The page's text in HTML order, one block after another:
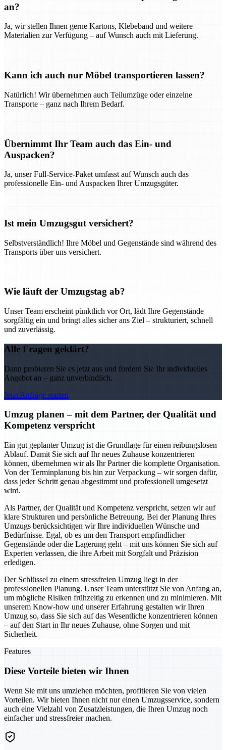
an?
Ja, wir stellen Ihnen gerne Kartons, Klebeband und weitere
Materialien zur Verfügung – auf Wunsch auch mit Lieferung.
Kann ich auch nur Möbel transportieren lassen?
Natürlich! Wir übernehmen auch Teilumzüge oder einzelne
Transporte – ganz nach Ihrem Bedarf.
Übernimmt Ihr Team auch das Ein- und
Auspacken?
Ja, unser Full-Service-Paket umfasst auf Wunsch auch das
professionelle Ein- und Auspacken Ihrer Umzugsgüter.
Ist mein Umzugsgut versichert?
Selbstverständlich! Ihre Möbel und Gegenstände sind während des
Transports über uns versichert.
Wie läuft der Umzugstag ab?
Unser Team erscheint pünktlich vor Ort, lädt Ihre Gegenstände
sorgfältig ein und bringt alles sicher ans Ziel – strukturiert, schnell
und zuverlässig.
Alle Fragen geklärt?
Dann probieren Sie es jetzt aus und fordern Sie Ihr individuelles
Angebot an – ganz unverbindlich.
Jetzt Anfrage starten
Umzug planen – mit dem Partner, der Qualität und
Kompetenz verspricht
Ein gut geplanter Umzug ist die Grundlage für einen reibungslosen
Ablauf. Damit Sie sich auf Ihr neues Zuhause konzentrieren
können, übernehmen wir als Ihr Partner die komplette Organisation.
Von der Terminplanung bis hin zur Verpackung – wir sorgen dafür,
dass jeder Schritt genau abgestimmt und professionell umgesetzt
wird.
Als Partner, der Qualität und Kompetenz verspricht, setzen wir auf
klare Strukturen und persönliche Betreuung. Bei der Planung Ihres
Umzugs berücksichtigen wir Ihre individuellen Wünsche und
Bedürfnisse. Egal, ob es um den Transport empfindlicher
Gegenstände oder die Lagerung geht – mit uns können Sie sich auf
Experten verlassen, die ihre Arbeit mit Sorgfalt und Präzision
erledigen.
Der Schlüssel zu einem stressfreien Umzug liegt in der
professionellen Planung. Unser Team unterstützt Sie von Anfang an,
um mögliche Risiken frühzeitig zu erkennen und zu minimieren. Mit
unserem Know-how und unserer Erfahrung gestalten wir Ihren
Umzug so, dass Sie sich auf das Wesentliche konzentrieren können
– auf den Start in Ihr neues Zuhause, ohne Sorgen und mit
Sicherheit.
Features
Diese Vorteile bieten wir Ihnen
Wenn Sie mit uns umziehen möchten, profitieren Sie von vielen
Vorteilen. Wir bieten Ihnen nicht nur einen Umzugsservice, sondern
auch eine Vielzahl von Zusatzleistungen, die Ihren Umzug noch
einfacher und stressfreier machen.